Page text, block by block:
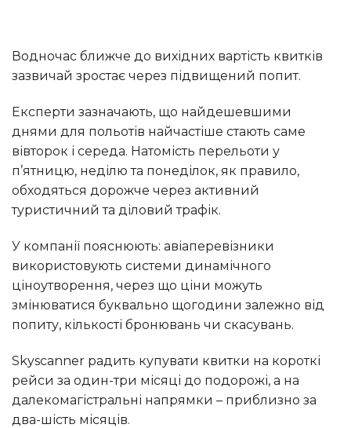
Водночас ближче до вихідних вартість квитків
зазвичай зростає через підвищений попит.
Експерти зазначають, що найдешевшими
днями для польотів найчастіше стають саме
вівторок і середа. Натомість перельоти у
п’ятницю, неділю та понеділок, як правило,
обходяться дорожче через активний
туристичний та діловий трафік.
У компанії пояснюють: авіаперевізники
використовують системи динамічного
ціноутворення, через що ціни можуть
змінюватися буквально щогодини залежно від
попиту, кількості бронювань чи скасувань.
Skyscanner радить купувати квитки на короткі
рейси за один-три місяці до подорожі, а на
далекомагістральні напрямки – приблизно за
два-шість місяців.